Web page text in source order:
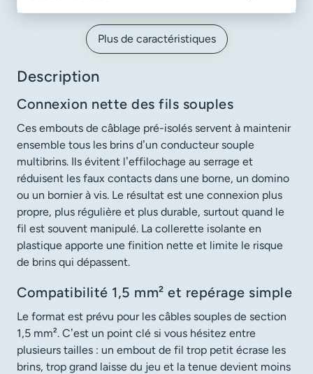
Plus de caractéristiques
Description
Connexion nette des fils souples
Ces embouts de câblage pré-isolés servent à maintenir
ensemble tous les brins d’un conducteur souple
multibrins. Ils évitent l’effilochage au serrage et
réduisent les faux contacts dans une borne, un domino
ou un bornier à vis. Le résultat est une connexion plus
propre, plus régulière et plus durable, surtout quand le
fil est souvent manipulé. La collerette isolante en
plastique apporte une finition nette et limite le risque
de brins qui dépassent.
Compatibilité 1,5 mm² et repérage simple
Le format est prévu pour les câbles souples de section
1,5 mm². C’est un point clé si vous hésitez entre
plusieurs tailles : un embout de fil trop petit écrase les
brins, trop grand laisse du jeu et la tenue devient moins